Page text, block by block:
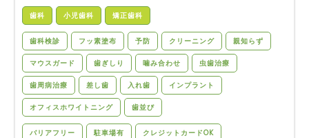
歯科 小児歯科 矯正歯科
歯科検診 フッ素塗布 予防 クリーニング 親知らず
マウスガード 歯ぎしり 噛み合わせ 虫歯治療
歯周病治療 差し歯 入れ歯 インプラント
オフィスホワイトニング 歯並び
バリアフリー 駐車場有 クレジットカードOK